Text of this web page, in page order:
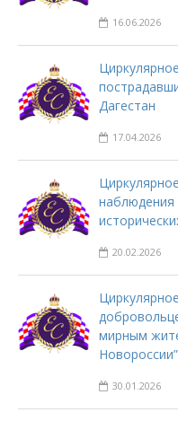
16.06.2026
Дагестан
17.04.2026
наблюдения
20.02.2026
мирным
Новороссии”
30.01.2026